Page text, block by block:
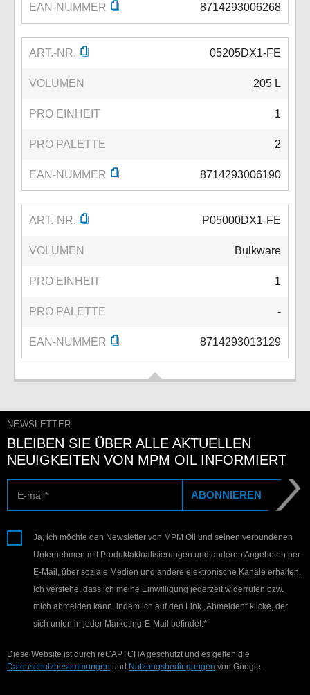
EAN-NUMMER 8714293006268
ART.-NR. 05205DX1-FE
VOLUMEN 205 L
PRO EINHEIT 1
PRO PALETTE 2
EAN-NUMMER 8714293006190
ART.-NR. P05000DX1-FE
VOLUMEN Bulkware
PRO EINHEIT 1
PRO PALETTE -
EAN-NUMMER 8714293013129
NEWSLETTER
BLEIBEN SIE ÜBER ALLE AKTUELLEN
NEUIGKEITEN VON MPM OIL INFORMIERT
ABONNIEREN
Ja, ich möchte den Newsletter von MPM Oil und seinen verbundenen
Unternehmen mit Produktaktualisierungen und anderen Angeboten per
E-Mail, über soziale Medien und andere elektronische Kanäle erhalten.
Ich verstehe, dass ich meine Einwilligung jederzeit widerrufen bzw.
mich abmelden kann, indem ich auf den Link „Abmelden“ klicke, der
sich unten in jeder Marketing-E-Mail befindet.*
Diese Website ist durch reCAPTCHA geschützt und es gelten die
Datenschutzbestimmungen und Nutzungsbedingungen von Google.